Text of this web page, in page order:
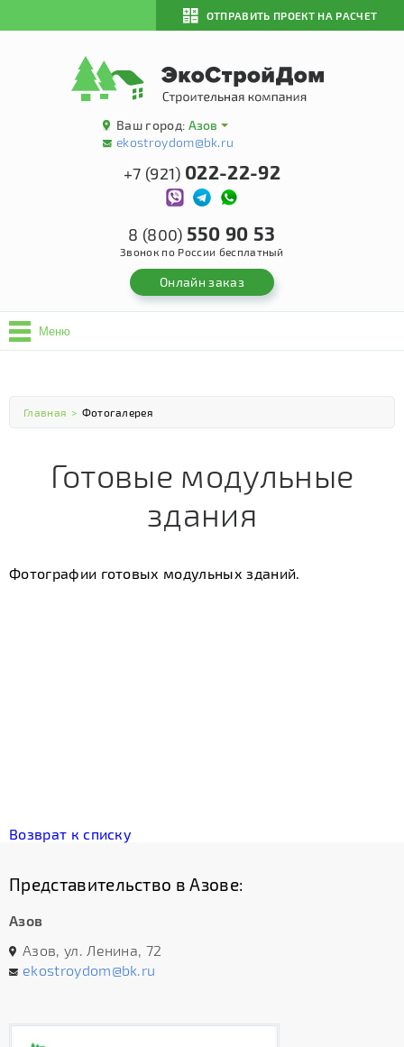
ОТПРАВИТЬ ПРОЕКТ НА РАСЧЕТ
Ваш город: Азов
ekostroydom@bk.ru
+7 (921) 022-22-92
8 (800) 550 90 53
Звонок по России бесплатный
Онлайн заказ
Меню
Главная > Фотогалерея
Готовые модульные
здания
Фотографии готовых модульных зданий.
Возврат к списку
Представительство в Азове:
Азов
Азов, ул. Ленина, 72
ekostroydom@bk.ru